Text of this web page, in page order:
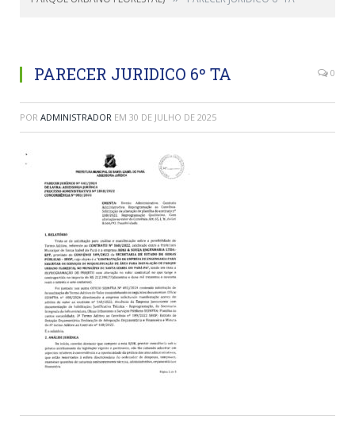
PARECER JURIDICO 6º TA 0
POR ADMINISTRADOR EM 30 DE JULHO DE 2025